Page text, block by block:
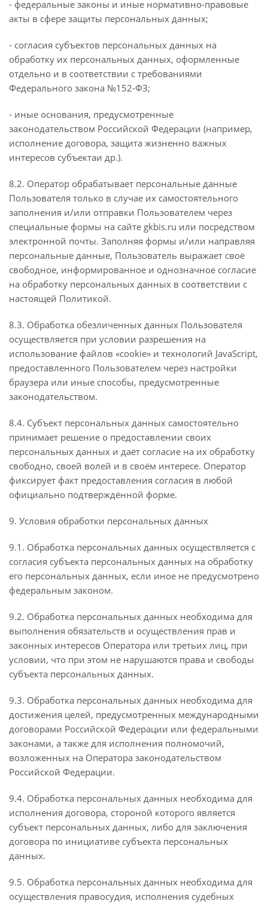
- федеральные законы и иные нормативно-правовые
акты в сфере защиты персональных данных;
- согласия субъектов персональных данных на
обработку их персональных данных, оформленные
отдельно и в соответствии с требованиями
Федерального закона №152-ФЗ;
- иные основания, предусмотренные
законодательством Российской Федерации (например,
исполнение договора, защита жизненно важных
интересов субъектаи др.).
8.2. Оператор обрабатывает персональные данные
Пользователя только в случае их самостоятельного
заполнения и/или отправки Пользователем через
специальные формы на сайте gkbis.ru или посредством
электронной почты. Заполняя формы и/или направляя
персональные данные, Пользователь выражает своё
свободное, информированное и однозначное согласие
на обработку персональных данных в соответствии с
настоящей Политикой.
8.3. Обработка обезличенных данных Пользователя
осуществляется при условии разрешения на
использование файлов «cookie» и технологий JavaScript,
предоставленного Пользователем через настройки
браузера или иные способы, предусмотренные
законодательством.
8.4. Субъект персональных данных самостоятельно
принимает решение о предоставлении своих
персональных данных и даёт согласие на их обработку
свободно, своей волей и в своём интересе. Оператор
фиксирует факт предоставления согласия в любой
официально подтверждённой форме.
9. Условия обработки персональных данных
9.1. Обработка персональных данных осуществляется с
согласия субъекта персональных данных на обработку
его персональных данных, если иное не предусмотрено
федеральным законом.
9.2. Обработка персональных данных необходима для
выполнения обязательств и осуществления прав и
законных интересов Оператора или третьих лиц, при
условии, что при этом не нарушаются права и свободы
субъекта персональных данных.
9.3. Обработка персональных данных необходима для
достижения целей, предусмотренных международными
договорами Российской Федерации или федеральными
законами, а также для исполнения полномочий,
возложенных на Оператора законодательством
Российской Федерации.
9.4. Обработка персональных данных необходима для
исполнения договора, стороной которого является
субъект персональных данных, либо для заключения
договора по инициативе субъекта персональных
данных.
9.5. Обработка персональных данных необходима для
осуществления правосудия, исполнения судебных